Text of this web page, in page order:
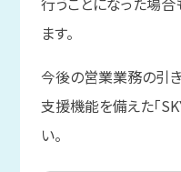
ます。
今後の営業業務の引
支援機能を備えた「
い。